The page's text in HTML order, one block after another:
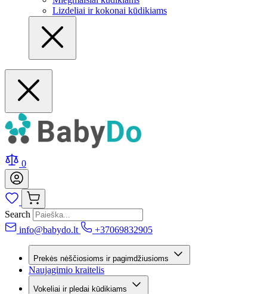
Lizdeliai ir kokonai kūdikiams
0
Search
info@babydo.lt
+37069832905
Prekės nėščiosioms ir pagimdžiusioms
Naujagimio kraitelis
Vokeliai ir pledai kūdikiams